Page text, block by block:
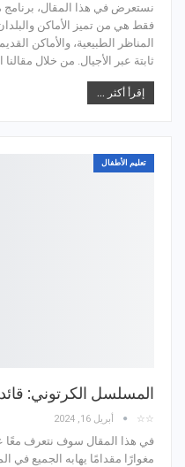
نستعرض في هذا المقال، برنامج
فقط هي من تميز الأماكن
المناظر الطبيعية، والأماكن
ثابتة عبر الأجيال. من خلال مقالنا
إقرأ أكثر ...
تعليم الأطفال
المسلسل الكرتوني: قائد
☆☆ أبريل 16, 2024
في هذا المقال سوف نتعرف معًا
مغوارًا مقدامًا يهابه الجميع في